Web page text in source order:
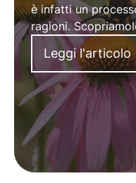
è infatti un
ragioni.
articolo,
interessanti tra
impollinazione.
Leggi l'articolo